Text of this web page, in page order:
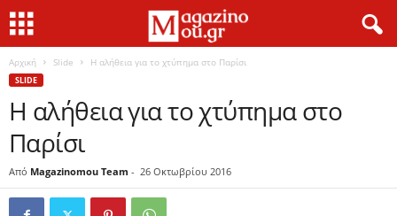
Αρχική Slide Η αλήθεια για το χτύπημα στο Παρίσι
SLIDE
Η αλήθεια για το χτύπημα στο
Παρίσι
Από Magazinomou Team - 26 Οκτωβρίου 2016